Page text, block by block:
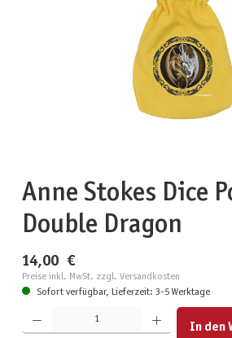
Anne Stokes Dice
Double Dragon
14,00 €
Preise inkl. MwSt. zzgl. Versandkosten
Sofort verfügbar, Lieferzeit: 3-5 Werktage
Produkt Anzahl: Gib den gewünschten Wert ein oder benutze
In den